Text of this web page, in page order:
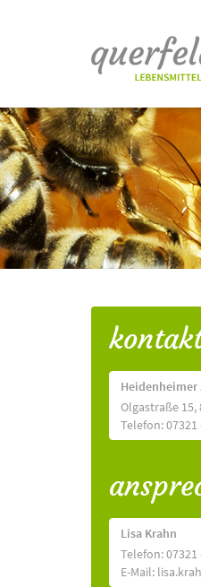
Heidenheimer
Olgastraße 15,
Telefon: 07321
Lisa Krahn
Telefon: 07321
E-Mail: